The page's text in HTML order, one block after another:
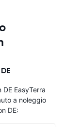
EasyTerra
a noleggio
DE: